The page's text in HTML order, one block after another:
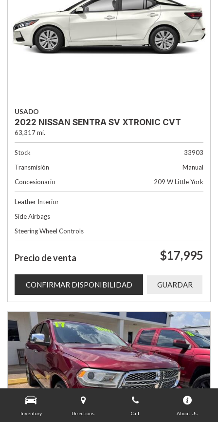
Inventory Directions Call About Us
USADO
2022 NISSAN SENTRA SV XTRONIC CVT
63,317 mi.
Stock
33903
Transmisión
Manual
Concesionario
209 W Little York
Leather Interior
Side Airbags
Steering Wheel Controls
Precio de venta $17,995
CONFIRMAR DISPONIBILIDAD GUARDAR